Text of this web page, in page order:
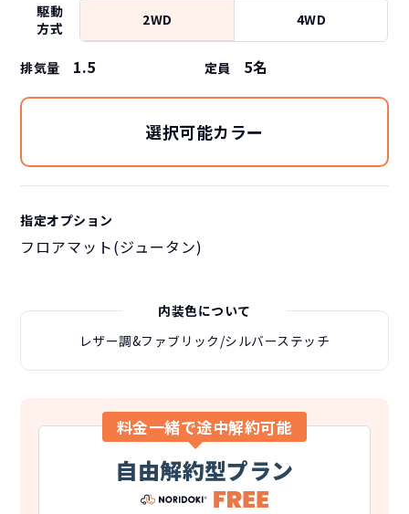
駆動
方式
2WD 4WD
排気量 1.5 定員 5名
選択可能カラー
指定オプション
フロアマット(ジュータン)
内装色について
レザー調&ファブリック/シルバーステッチ
料金一緒で途中解約可能
自由解約型プラン